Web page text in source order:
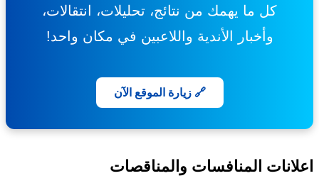
كل ما يهمك من نتائج، تحليلات، انتقالات،
وأخبار الأندية واللاعبين في مكان واحد!
🔗 زيارة الموقع الآن
المنافسات والمناقصات